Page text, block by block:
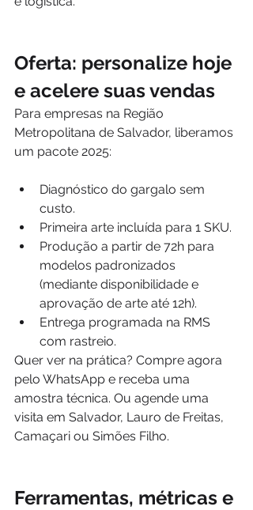
Oferta: personalize hoje
e acelere suas vendas
Para empresas na Região
Metropolitana de Salvador, liberamos
um pacote 2025:
Diagnóstico do gargalo sem
custo.
Primeira arte incluída para 1 SKU.
Produção a partir de 72h para
modelos padronizados
(mediante disponibilidade e
aprovação de arte até 12h).
Entrega programada na RMS
com rastreio.
Quer ver na prática? Compre agora
pelo WhatsApp e receba uma
amostra técnica. Ou agende uma
visita em Salvador, Lauro de Freitas,
Camaçari ou Simões Filho.
Ferramentas, métricas e